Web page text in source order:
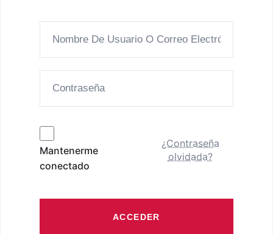
Mantenerme
conectado
¿Contraseña
olvidada?
ACCEDER